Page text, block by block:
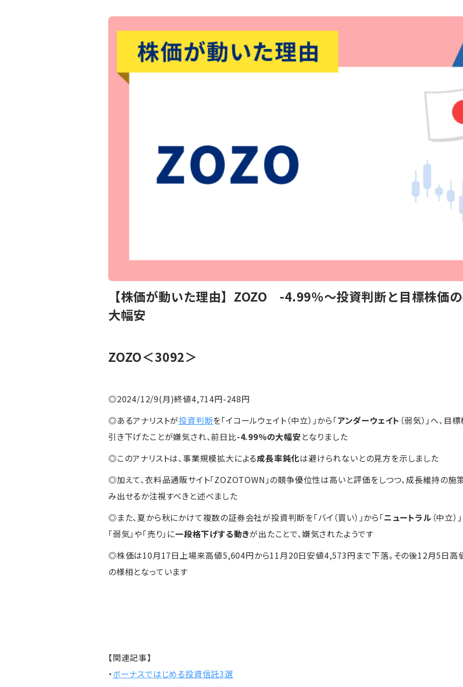
【株価が動いた理由】ZOZO -4.99％～投資判断と目標株価
大幅安
ZOZO＜3092＞
◎2024/12/9(月)終値4,714円-248円
◎あるアナリストが投資判断を「イコールウェイト（中立）」から「アンダーウェイト （弱気）」へ、
引き下げたことが嫌気され、前日比-4.99％の大幅安となりました
◎このアナリストは、事業規模拡大による成長率鈍化は避けられないとの見方を示しました
◎加えて、衣料品通販サイト「ZOZOTOWN」の競争優位性は高いと評価をしつつ、成長維持の施
み出せるか注視すべきと述べました
◎また、夏から秋にかけて複数の証券会社が投資判断を「バイ（買い）」から「ニュートラル （中立
「弱気」や「売り」に一段格下げする動きが出たことで、嫌気されたようです
◎株価は10月17日上場来高値5,604円から11月20日安値4,573円まで下落。その後12月5日高
の様相となっています
【関連記事】
・ボーナスではじめる投資信託3選